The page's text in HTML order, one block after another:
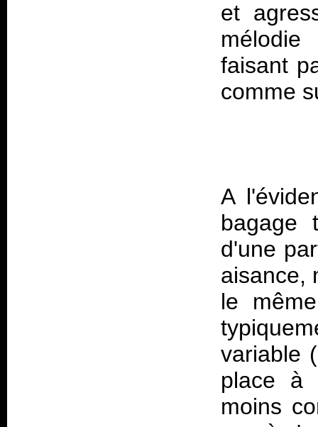
et
faisant
A
bagage
d'une
aisance,
le
variable
place à
moins